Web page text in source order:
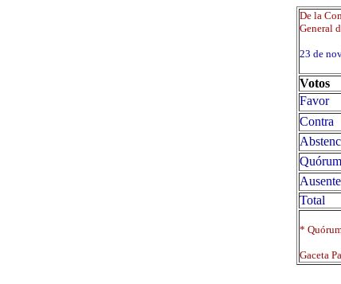
De la
General
23 de
Votos
Favor
Contra
Ausente
Total
*
Gaceta